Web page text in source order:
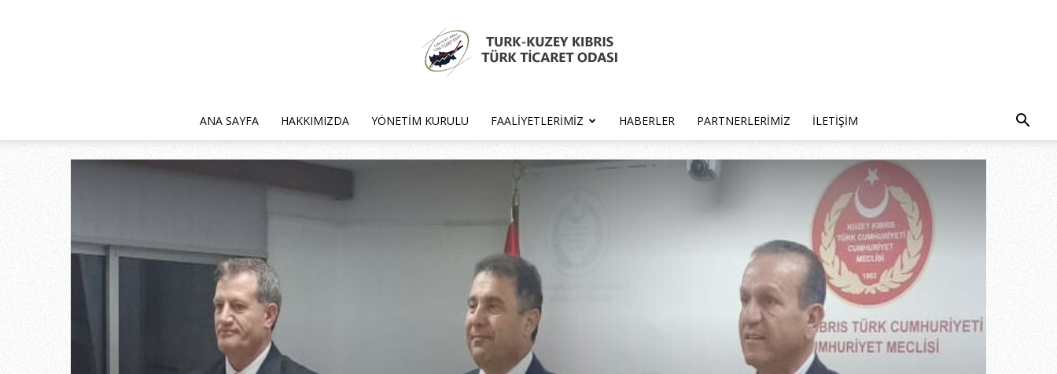
Türk
ANA SAYFA HAKKIMIZDA YÖNETIM KURULU FAALIYETLERIMIZ HABERLER PARTNERLERIMIZ İLETIŞIM